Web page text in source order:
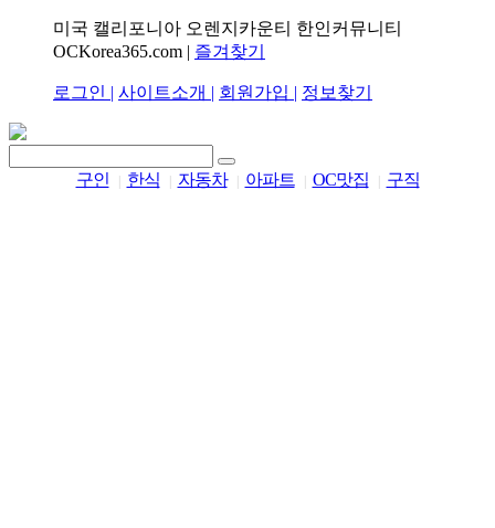
미국 캘리포니아 오렌지카운티 한인커뮤니티
OCKorea365.com | 즐겨찾기
로그인 | 사이트소개 | 회원가입 | 정보찾기
구인 한식 자동차 아파트 OC맛집 구직